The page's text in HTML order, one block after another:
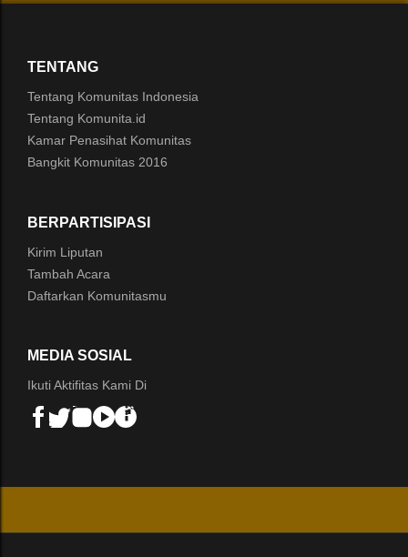
TENTANG
Tentang Komunitas Indonesia
Tentang Komunita.id
Kamar Penasihat Komunitas
Bangkit Komunitas 2016
BERPARTISIPASI
Kirim Liputan
Tambah Acara
Daftarkan Komunitasmu
MEDIA SOSIAL
Ikuti Aktifitas Kami Di